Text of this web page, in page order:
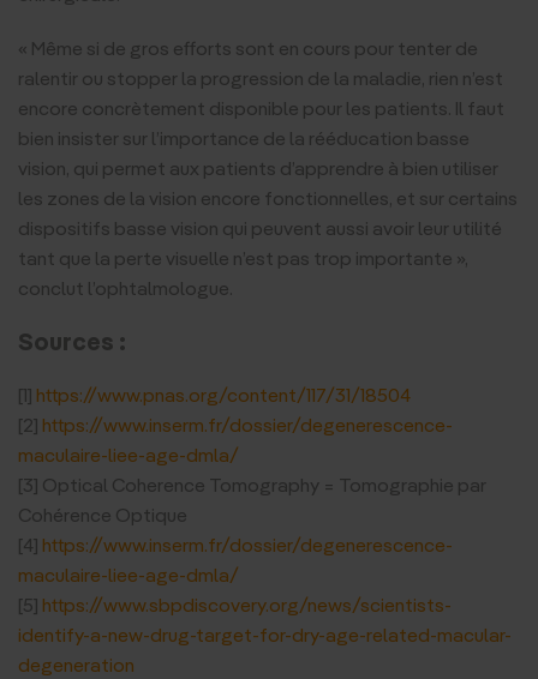
« Même si de gros efforts sont en cours pour tenter de
ralentir ou stopper la progression de la maladie, rien n’est
encore concrètement disponible pour les patients. Il faut
bien insister sur l’importance de la rééducation basse
vision, qui permet aux patients d’apprendre à bien utiliser
les zones de la vision encore fonctionnelles, et sur certains
dispositifs basse vision qui peuvent aussi avoir leur utilité
tant que la perte visuelle n’est pas trop importante »,
conclut l’ophtalmologue.
Sources :
[1] https://www.pnas.org/content/117/31/18504
[2] https://www.inserm.fr/dossier/degenerescence-
maculaire-liee-age-dmla/
[3] Optical Coherence Tomography = Tomographie par
Cohérence Optique
[4] https://www.inserm.fr/dossier/degenerescence-
maculaire-liee-age-dmla/
[5] https://www.sbpdiscovery.org/news/scientists-
identify-a-new-drug-target-for-dry-age-related-macular-
degeneration